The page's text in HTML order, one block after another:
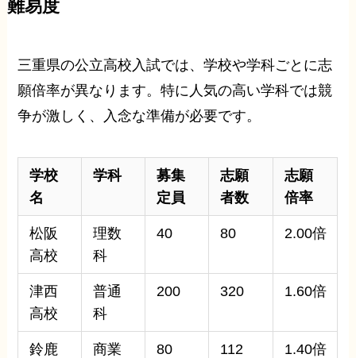
難易度
三重県の公立高校入試では、学校や学科ごとに志
願倍率が異なります。特に人気の高い学科では競
争が激しく、入念な準備が必要です。
学校
名
学科
募集
定員
志願
者数
志願
倍率
松阪
高校
理数
科
40 80 2.00倍
津西
高校
普通
科
200 320 1.60倍
鈴鹿
商業
80 112 1.40倍